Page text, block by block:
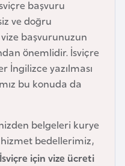
başvuru
ve doğru
başvurunuzun
önemlidir. İsviçre
İngilizce yazılması
bu konuda da
belgeleri kurye
hizmet bedellerimiz,
İsviçre için vize ücreti